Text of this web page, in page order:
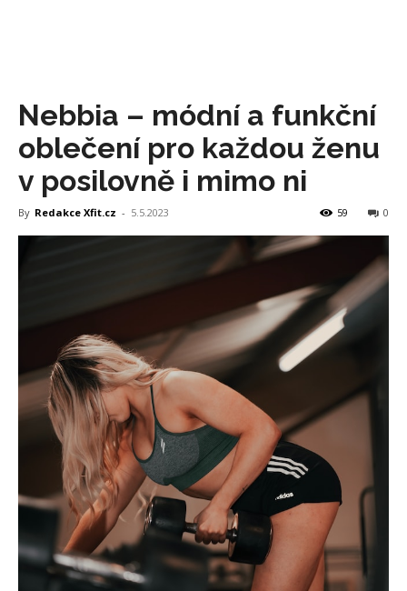
Nebbia – módní a funkční
oblečení pro každou ženu
v posilovně i mimo ni
By Redakce Xfit.cz - 5.5.2023 0
59